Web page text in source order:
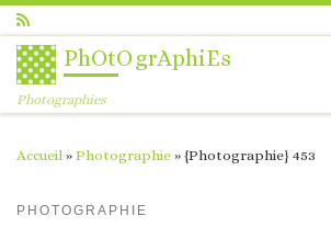
Passer au contenu
PhOtOgrAphiEs
Photographies
Accueil » Photographie » {Photographie} 453
PHOTOGRAPHIE